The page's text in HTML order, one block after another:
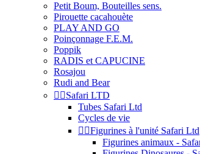
Petit Boum, Bouteilles sens.
Pirouette cacahouète
PLAY AND GO
Poinçonnage F.E.M.
Poppik
RADIS et CAPUCINE
Rosajou
Rudi and Bear
 Safari LTD
Tubes Safari Ltd
Cycles de vie
 Figurines à l'unité Safari Ltd
Figurines animaux -